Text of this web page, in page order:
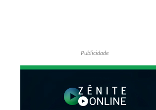
Publicidade